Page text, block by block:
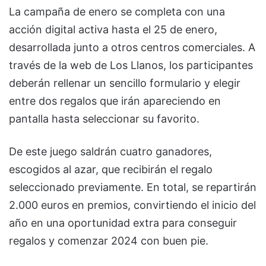
La campaña de enero se completa con una
acción digital activa hasta el 25 de enero,
desarrollada junto a otros centros comerciales. A
través de la web de Los Llanos, los participantes
deberán rellenar un sencillo formulario y elegir
entre dos regalos que irán apareciendo en
pantalla hasta seleccionar su favorito.
De este juego saldrán cuatro ganadores,
escogidos al azar, que recibirán el regalo
seleccionado previamente. En total, se repartirán
2.000 euros en premios, convirtiendo el inicio del
año en una oportunidad extra para conseguir
regalos y comenzar 2024 con buen pie.